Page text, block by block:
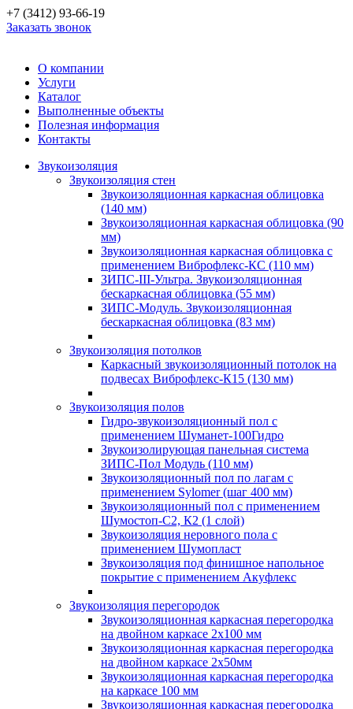
+7 (3412) 93-66-19
Заказать звонок
О компании
Услуги
Каталог
Выполненные объекты
Полезная информация
Контакты
Звукоизоляция
Звукоизоляция стен
Звукоизоляционная каркасная облицовка
(140 мм)
Звукоизоляционная каркасная облицовка (90
мм)
Звукоизоляционная каркасная облицовка с
применением Виброфлекс-КС (110 мм)
ЗИПС-III-Ультра. Звукоизоляционная
бескаркасная облицовка (55 мм)
ЗИПС-Модуль. Звукоизоляционная
бескаркасная облицовка (83 мм)
Звукоизоляция потолков
Каркасный звукоизоляционный потолок на
подвесах Виброфлекс-К15 (130 мм)
Звукоизоляция полов
Гидро-звукоизоляционный пол с
применением Шуманет-100Гидро
Звукоизолирующая панельная система
ЗИПС-Пол Модуль (110 мм)
Звукоизоляционный пол по лагам с
применением Sylomer (шаг 400 мм)
Звукоизоляционный пол с применением
Шумостоп-С2, К2 (1 слой)
Звукоизоляция неровного пола с
применением Шумопласт
Звукоизоляция под финишное напольное
покрытие с применением Акуфлекс
Звукоизоляция перегородок
Звукоизоляционная каркасная перегородка
на двойном каркасе 2х100 мм
Звукоизоляционная каркасная перегородка
на двойном каркасе 2х50мм
Звукоизоляционная каркасная перегородка
на каркасе 100 мм
Звукоизоляционная каркасная перегородка